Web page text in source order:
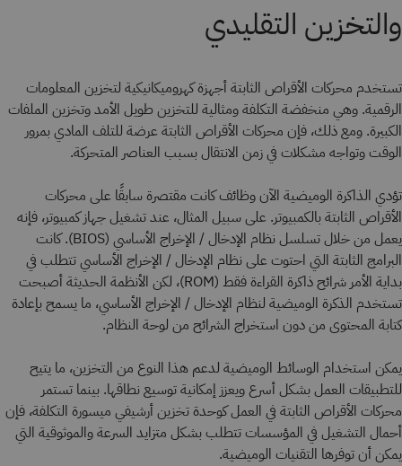
والتخزين التقليدي
تستخدم محركات الأقراص الثابتة أجهزة كهروميكانيكية لتخزين المعلومات
الرقمية. وهي منخفضة التكلفة ومثالية للتخزين طويل الأمد وتخزين الملفات
الكبيرة. ومع ذلك، فإن محركات الأقراص الثابتة عرضة للتلف المادي بمرور
الوقت وتواجه مشكلات في زمن الانتقال بسبب العناصر المتحركة.
تؤدي الذاكرة الوميضية الآن وظائف كانت مقتصرة سابقًا على محركات
الأقراص الثابتة بالكمبيوتر. على سبيل المثال، عند تشغيل جهاز كمبيوتر، فإنه
يعمل من خلال تسلسل نظام الإدخال / الإخراج الأساسي (BIOS). كانت
البرامج الثابتة التي احتوت على نظام الإدخال / الإخراج الأساسي تتطلب في
بداية الأمر شرائح ذاكرة القراءة فقط (ROM)، لكن الأنظمة الحديثة أصبحت
تستخدم الذكرة الوميضية لنظام الإدخال / الإخراج الأساسي، ما يسمح بإعادة
كتابة المحتوى من دون استخراج الشرائح من لوحة النظام.
يمكن استخدام الوسائط الوميضية لدعم هذا النوع من التخزين، ما يتيح
للتطبيقات العمل بشكل أسرع ويعزز إمكانية توسيع نطاقها. بينما تستمر
محركات الأقراص الثابتة في العمل كوحدة تخزين أرشيفي ميسورة التكلفة، فإن
أحمال التشغيل في المؤسسات تتطلب بشكل متزايد السرعة والموثوقية التي
يمكن أن توفرها التقنيات الوميضية.